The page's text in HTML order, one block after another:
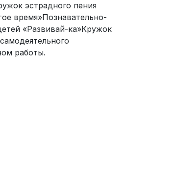
эстрадного пения
время»Познавательно-
«Развивай-ка»Кружок
работы.